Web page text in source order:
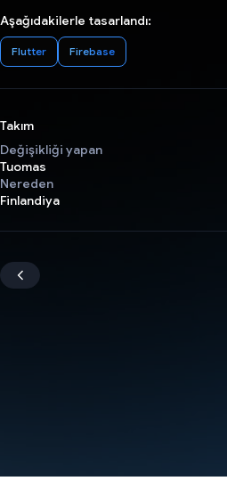
Aşağıdakilerle tasarlandı:
Flutter Firebase
Takım
Değişikliği yapan
Tuomas
Nereden
Finlandiya